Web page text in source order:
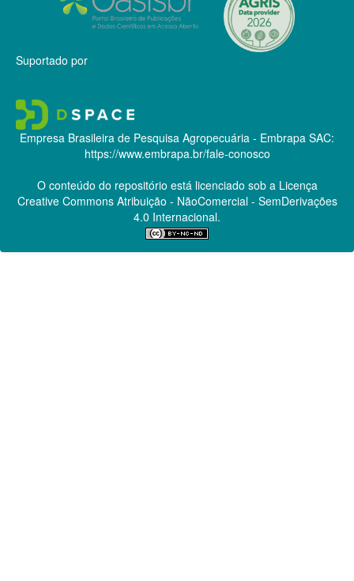
Suportado por
Empresa Brasileira de Pesquisa Agropecuária - Embrapa SAC:
https://www.embrapa.br/fale-conosco
O conteúdo do repositório está licenciado sob a Licença
Creative CommonsAtribuição - NãoComercial - SemDerivações
4.0 Internacional.